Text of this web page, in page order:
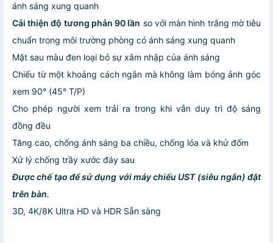
ánh sáng xung quanh
Cải thiện độ tương phản 90 lần so với màn hình trắng mờ tiêu
chuẩn trong môi trường phòng có ánh sáng xung quanh
Mặt sau màu đen loại bỏ sự xâm nhập của ánh sáng
Chiếu từ một khoảng cách ngắn mà không làm bóng ảnh góc
xem 90° (45° T/P)
Cho phép người xem trải ra trong khi vẫn duy trì độ sáng
đồng đều
Tăng cao, chống ánh sáng ba chiều, chống lóa và khử đốm
Xử lý chống trầy xước đáy sau
Được chế tạo để sử dụng với máy chiếu UST (siêu ngắn) đặt
trên bàn.
3D, 4K/8K Ultra HD và HDR Sẵn sàng